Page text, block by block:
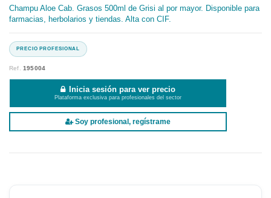
Champu Aloe Cab. Grasos 500ml de Grisi al por mayor. Disponible para
farmacias, herbolarios y tiendas. Alta con CIF.
Ref.195004
Inicia sesión para ver precio
Plataforma exclusiva para profesionales del sector
Soy profesional, regístrame